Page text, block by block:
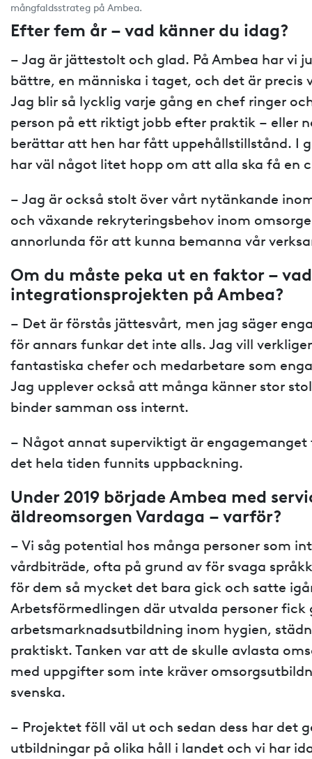
mångfaldsstrateg på Ambea.
Efter fem år – vad känner du idag?
– Jag är jättestolt och glad. På Ambea har vi
bättre, en människa i taget, och det är precis
Jag blir så lycklig varje gång en chef ringer
person på ett riktigt jobb efter praktik – eller
berättar att hen har fått uppehållstillstånd. I
har väl något litet hopp om att alla ska få en
– Jag är också stolt över vårt nytänkande
och växande rekryteringsbehov inom
annorlunda för att kunna bemanna vår
Om du måste peka ut en faktor –
integrationsprojekten på Ambea?
– Det är förstås jättesvårt, men jag säger
för annars funkar det inte alls. Jag vill
fantastiska chefer och medarbetare som
Jag upplever också att många känner stor
binder samman oss internt.
– Något annat superviktigt är
det hela tiden funnits uppbackning.
Under 2019 började Ambea med
äldreomsorgen Vardaga – varför?
– Vi såg potential hos många personer som
vårdbiträde, ofta på grund av för svaga
för dem så mycket det bara gick och satte
Arbetsförmedlingen där utvalda personer fick
arbetsmarknadsutbildning inom hygien,
praktiskt. Tanken var att de skulle avlasta
med uppgifter som inte kräver
svenska.
– Projektet föll väl ut och sedan dess har det
utbildningar på olika håll i landet och vi har